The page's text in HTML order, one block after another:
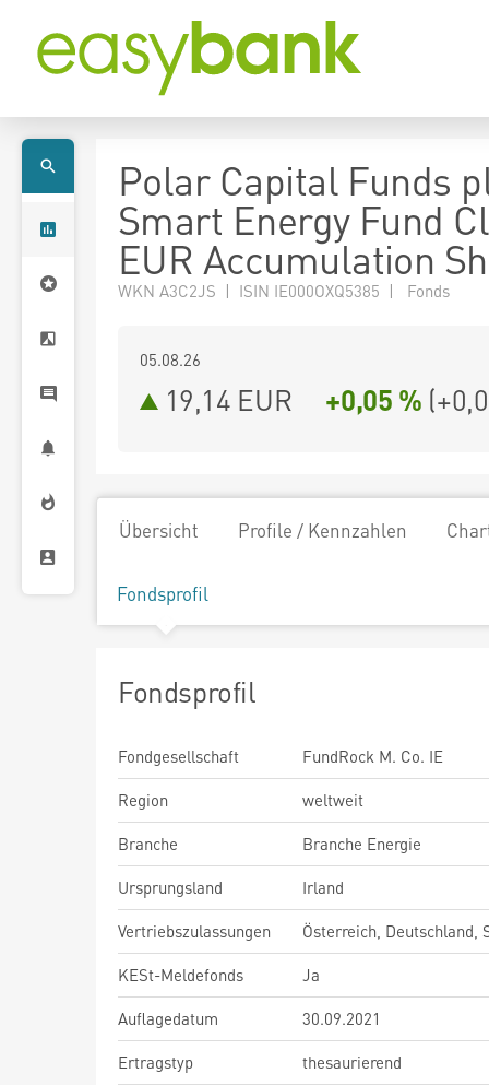
Polar Capital Funds
Smart Energy Fund
EUR Accumulation
WKN A3C2JS | ISIN IE000OXQ5385 | Fonds
05.08.26
19,14 EUR +0,05 % (
Übersicht Profile / Kennzahlen
Fondsprofil
Fondsprofil
Fondgesellschaft
FundRock M. Co. IE
Region
weltweit
Branche
Branche Energie
Ursprungsland
Irland
Vertriebszulassungen
Österreich, Deutschland,
KESt-Meldefonds
Ja
Auflagedatum
30.09.2021
Ertragstyp
thesaurierend